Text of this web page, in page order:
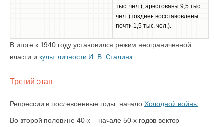
тыс. чел.), арестованы 9,5 тыс.
чел. (позднее восстановлены
почти 1,5 тыс. чел.).
В итоге к 1940 году установился режим неограниченной
власти и культ личности И. В. Сталина
Третий этап
Репрессии в послевоенные годы: начало Холодной войны
Во второй половине 40-х – начале 50-х годов вектор